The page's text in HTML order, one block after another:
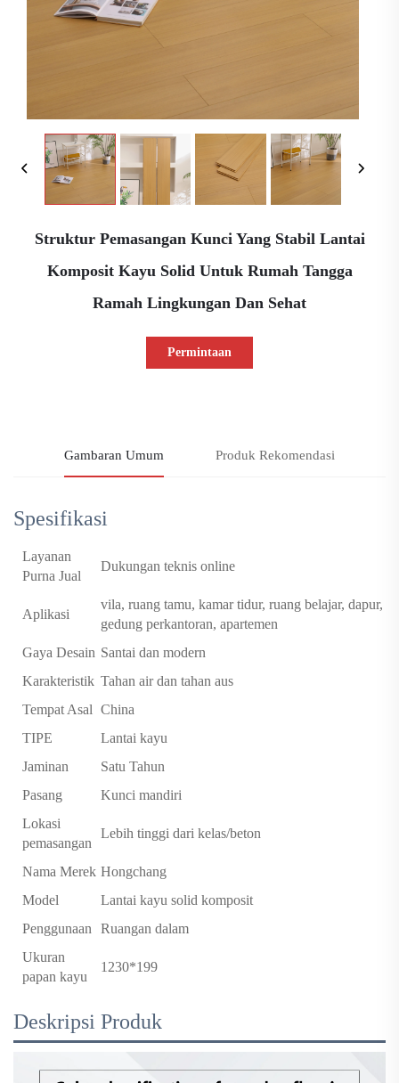
Struktur Pemasangan Kunci Yang Stabil Lantai
Komposit Kayu Solid Untuk Rumah Tangga
Ramah Lingkungan Dan Sehat
Permintaan
Gambaran Umum Produk Rekomendasi
Spesifikasi
Layanan
Purna Jual
Dukungan teknis online
Aplikasi
vila, ruang tamu, kamar tidur, ruang belajar, dapur,
gedung perkantoran, apartemen
Gaya Desain Santai dan modern
Karakteristik Tahan air dan tahan aus
Tempat Asal China
TIPE
Lantai kayu
Jaminan
Satu Tahun
Pasang
Kunci mandiri
Lokasi
pemasangan
Lebih tinggi dari kelas/beton
Nama Merek Hongchang
Model
Lantai kayu solid komposit
Penggunaan
Ruangan dalam
Ukuran
papan kayu
1230*199
Deskripsi Produk